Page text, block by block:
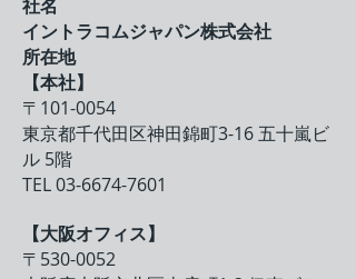
社名
イントラコムジャパン株式会社
所在地
【本社】
〒101-0054
東京都千代田区神田錦町3-16 五十嵐ビ
ル 5階
TEL03-6674-7601
【大阪オフィス】
〒530-0052